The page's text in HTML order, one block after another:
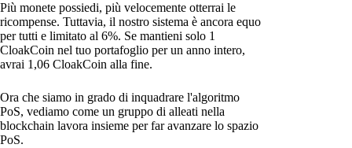
Più monete possiedi, più velocemente otterrai le
ricompense. Tuttavia, il nostro sistema è ancora equo
per tutti e limitato al 6%. Se mantieni solo 1
CloakCoin nel tuo portafoglio per un anno intero,
avrai 1,06 CloakCoin alla fine.
Ora che siamo in grado di inquadrare l'algoritmo
PoS, vediamo come un gruppo di alleati nella
blockchain lavora insieme per far avanzare lo spazio
PoS.